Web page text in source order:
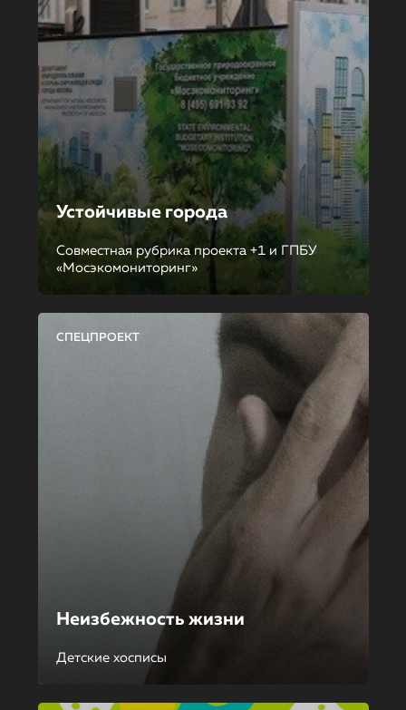
Устойчивые города
Совместная рубрика проекта +1 и ГПБУ
«Мосэкомониторинг»
СПЕЦПРОЕКТ
Неизбежность жизни
Детские хосписы